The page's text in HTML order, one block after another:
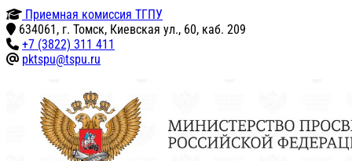
Приемная комиссия ТГПУ
634061, г. Томск, Киевская ул., 60, каб. 209
+7 (3822) 311 411
pktspu@tspu.ru